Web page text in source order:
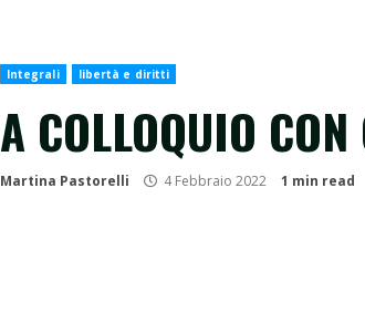
Integrali libertà e diritti
A COLLOQUIO
Martina Pastorelli 4 Febbraio 2022 1 min read